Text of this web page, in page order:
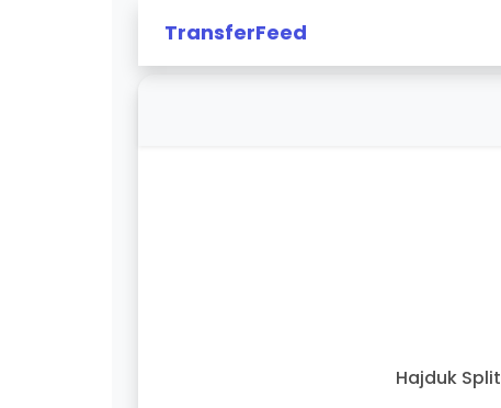
TransferFeed
Hajduk Split